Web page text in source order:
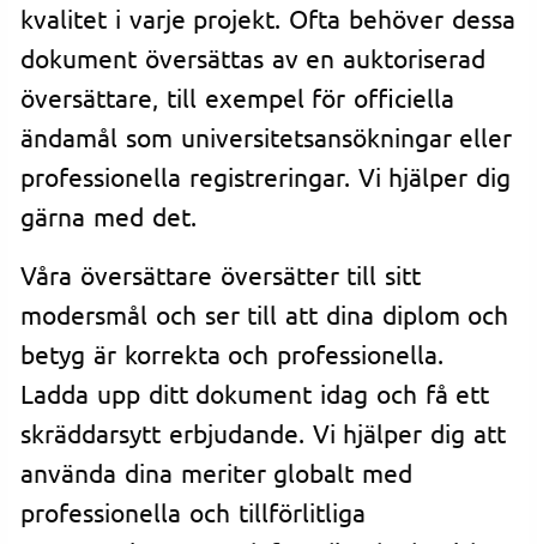
kvalitet i varje projekt. Ofta behöver dessa
dokument översättas av en auktoriserad
översättare, till exempel för officiella
ändamål som universitetsansökningar eller
professionella registreringar. Vi hjälper dig
gärna med det.
Våra översättare översätter till sitt
modersmål och ser till att dina diplom och
betyg är korrekta och professionella.
Ladda upp ditt dokument idag och få ett
skräddarsytt erbjudande. Vi hjälper dig att
använda dina meriter globalt med
professionella och tillförlitliga